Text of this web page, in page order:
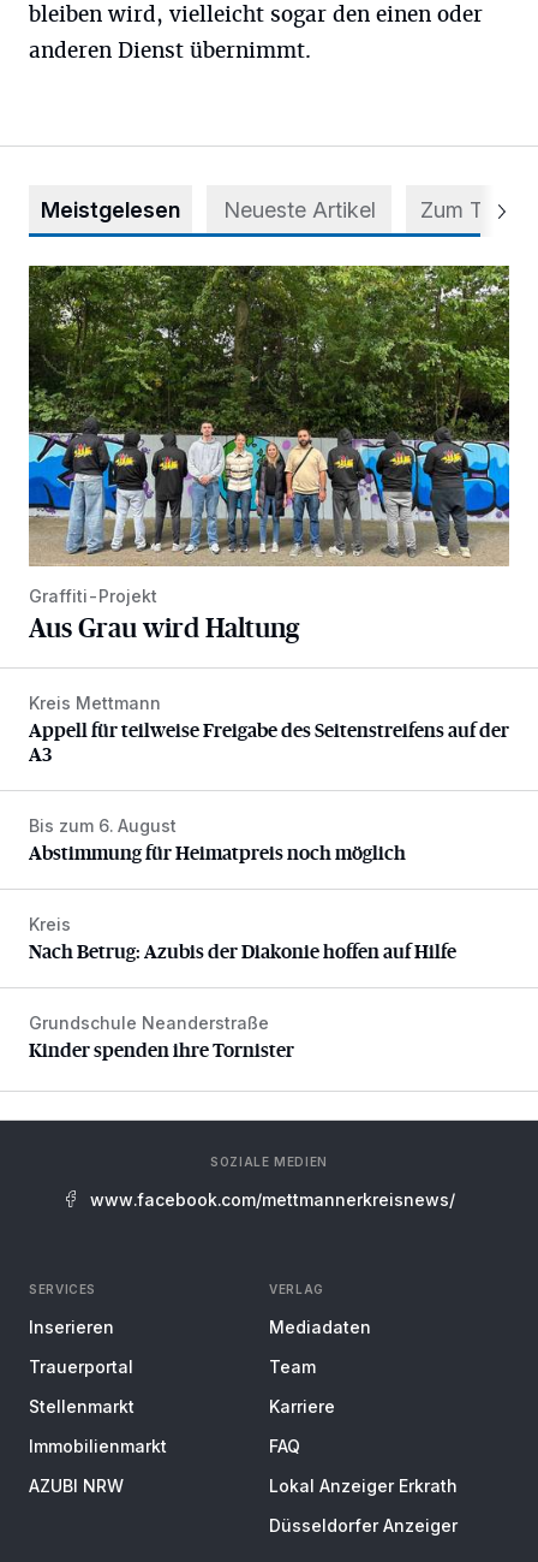
bleiben wird, vielleicht sogar den einen oder
anderen Dienst übernimmt.
Meistgelesen Neueste Artikel Zum Thema
Aus Grau wird Haltung
Graffiti-Projekt
Aus Grau wird Haltung
Appell für teilweise Freigabe des Seitenstreifens auf der A3
Kreis Mettmann
Appell für teilweise Freigabe des Seitenstreifens auf der
A3
Abstimmung für Heimatpreis noch möglich
Bis zum 6. August
Abstimmung für Heimatpreis noch möglich
Nach Betrug: Azubis der Diakonie hoffen auf Hilfe
Kreis
Nach Betrug: Azubis der Diakonie hoffen auf Hilfe
Kinder spenden ihre Tornister
Grundschule Neanderstraße
Kinder spenden ihre Tornister
SOZIALE MEDIEN
www.facebook.com/mettmannerkreisnews/
SERVICES
Inserieren
Trauerportal
Stellenmarkt
Immobilienmarkt
AZUBI NRW
VERLAG
Mediadaten
Team
Karriere
FAQ
Lokal Anzeiger Erkrath
Düsseldorfer Anzeiger